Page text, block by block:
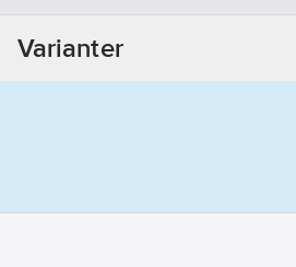
Varianter